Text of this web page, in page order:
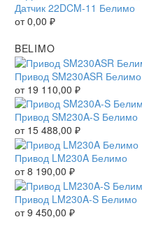
Датчик 22DCM-11 Белимо
от0,00 ₽
BELIMO
Привод SM230ASR Белимо
от 19 110,00 ₽
Привод SM230A-S Белимо
от 15 488,00 ₽
Привод LM230A Белимо
от8 190,00 ₽
Привод LM230A-S Белимо
от9 450,00 ₽